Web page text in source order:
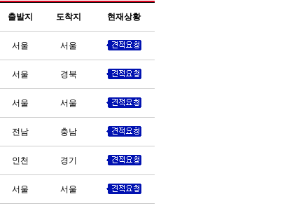
출발지 도착지 현재상황
서울 서울
서울 경북
서울 서울
전남 충남
인천 경기
서울 서울